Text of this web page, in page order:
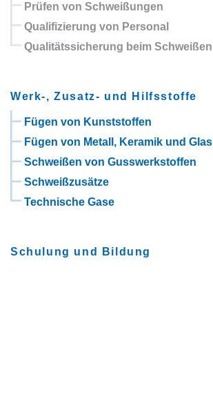
Prüfen von Schweißungen
Qualifizierung von Personal
Qualitätssicherung beim Schweißen
Werk-, Zusatz- und Hilfsstoffe
Fügen von Kunststoffen
Fügen von Metall, Keramik und Glas
Schweißen von Gusswerkstoffen
Schweißzusätze
Technische Gase
Schulung und Bildung